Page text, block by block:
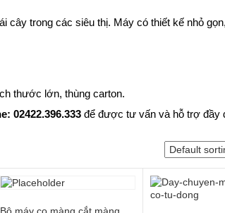
cây trong các siêu thị. Máy có thiết kế nhỏ
thước lớn, thùng carton.
02422.396.333để được tư vấn và hỗ trợ đầy